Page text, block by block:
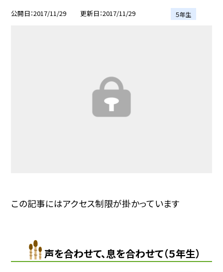
公開日 2017/11/29 更新日 2017/11/29 ５年生
この記事にはアクセス制限が掛かっています
声を合わせて、息を合わせて（５年生）